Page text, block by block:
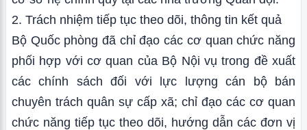
2. Trách nhiệm tiếp tục theo dõi, thông tin kết quả
Bộ Quốc phòng đã chỉ đạo các cơ quan chức năng
phối hợp với cơ quan của Bộ Nội vụ trong đề xuất
các chính sách đối với lực lượng cán bộ bán
chuyên trách quân sự cấp xã; chỉ đạo các cơ quan
chức năng tiếp tục theo dõi, hướng dẫn các đơn vị